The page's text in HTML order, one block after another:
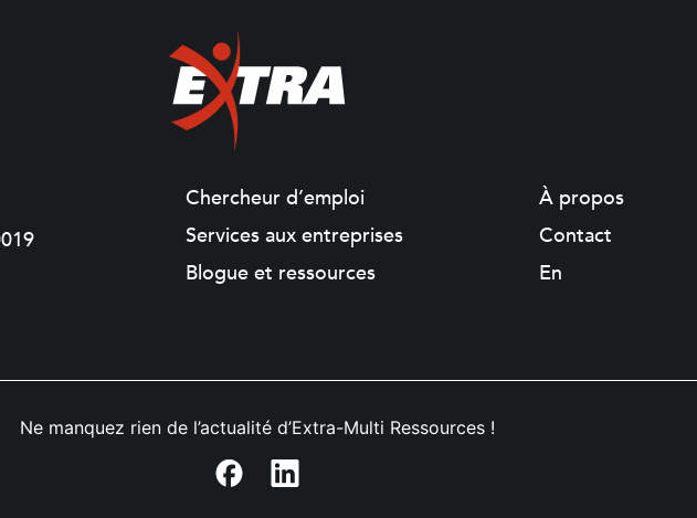
Chercheur d’emploi
Services aux entreprises
Blogue et ressources
À propos
Contact
En
Ne manquez rien de l’actualité d’Extra-Multi Ressources !